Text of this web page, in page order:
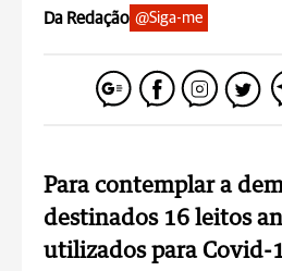
Da Redação @Siga-me
Para contemplar a
destinados 16 leitos
utilizados para Covid-